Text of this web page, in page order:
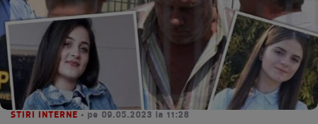
STIRI INTERNE • pe 09.05.2023 la 11:28